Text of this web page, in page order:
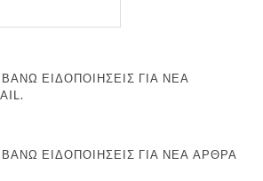
ΕΙΔΟΠΟΙΉΣΕΙΣ ΓΙΑ ΝΈΑ
ΕΙΔΟΠΟΙΉΣΕΙΣ ΓΙΑ ΝΈΑ ΆΡΘΡΑ